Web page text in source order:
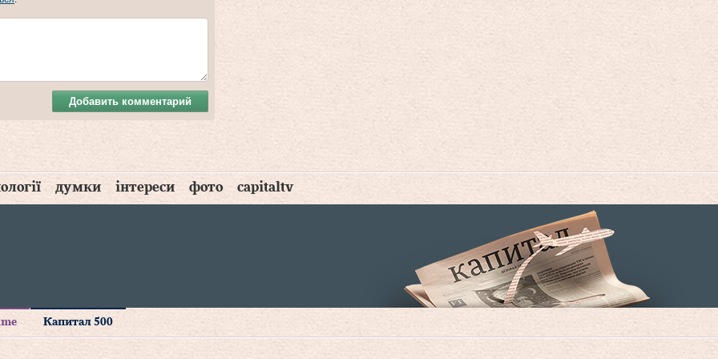
Добавить комментарий
думки інтереси фото capitaltv
Капитал 500